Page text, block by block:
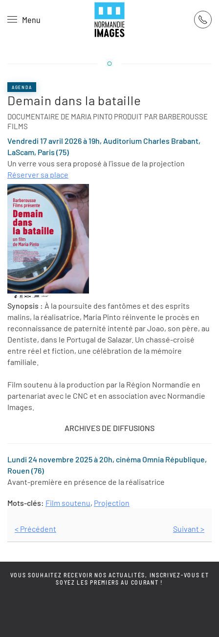
Skip to main content
Menu
AGENDA
Demain dans la bataille
DOCUMENTAIRE DE MARIA PINTO PRODUIT PAR BARBEROUSSE
FILMS
Vendredi 17 avril 2026 à 19h, Auditorium Charles Brabant,
LaScam, Paris (75)
Un verre vous sera proposé à l'issue de la projection
Réserver sa place
Synopsis : À la poursuite des fantômes et des esprits
malins, la réalisatrice, Maria Pinto réinvente le procès en
reconnaissance de paternité intenté par Joao, son père, au
Dentiste, dans le Portugal de Salazar. Un chassé-croisé
entre réel et fiction, une célébration de la mémoire
familiale.
Film soutenu à la production par la Région Normandie en
partenariat avec le CNC et en association avec Normandie
Images.
ARCHIVES DE DIFFUSIONS
Lundi 24 novembre 2025 à 20h, cinéma Omnia République,
Rouen (76)
Avant-première en présence de la réalisatrice
Mots-clés: Film soutenu, Projection
< Précédent Suivant >
VOUS SOUHAITEZ RECEVOIR NOS ACTUALITÉS, INSCRIVEZ-VOUS ET
SOYEZ LES PREMIERS AU COURANT !
Panneau de gestion des cookies